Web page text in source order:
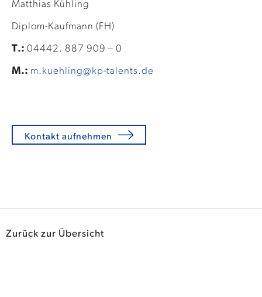
Matthias Kühling
Diplom-Kaufmann (FH)
T.: 04442. 887 909 – 0
M.: m.kuehling@kp-talents.de
Kontakt aufnehmen
Zurück zur Übersicht